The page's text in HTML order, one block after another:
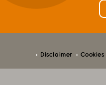
Disclaimer
Cookies